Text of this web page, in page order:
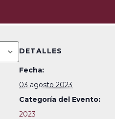
DETALLES
Fecha:
03 agosto 2023
Categoría del Evento:
2023